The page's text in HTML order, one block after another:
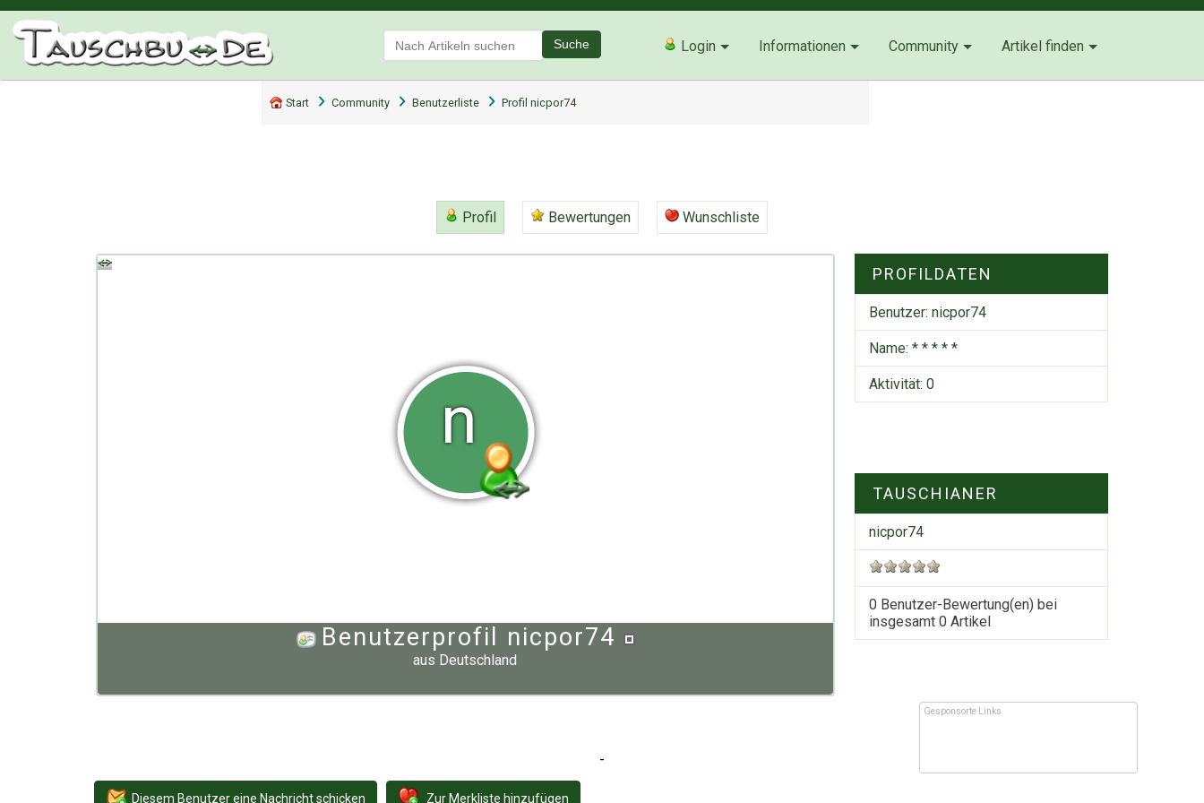
Suche Login Informationen Community Artikel finden
Start Community Benutzerliste Profil nicpor74
Profil Bewertungen Wunschliste
n
Benutzerprofil nicpor74
aus Deutschland
PROFILDATEN
Benutzer:nicpor74
Name: * * * * *
Aktivität: 0
TAUSCHIANER
nicpor74
0 Benutzer-Bewertung(en) bei
insgesamt0 Artikel
Gesponsorte Links
-
Diesem Benutzer eine Nachricht schicken Zur Merkliste hinzufügen